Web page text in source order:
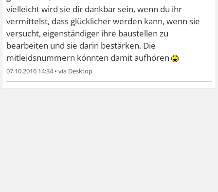
vielleicht wird sie dir dankbar sein, wenn du ihr
vermittelst, dass glücklicher werden kann, wenn sie
versucht, eigenständiger ihre baustellen zu
bearbeiten und sie darin bestärken. Die
mitleidsnummern könnten damit aufhören
07.10.2016 14:34•